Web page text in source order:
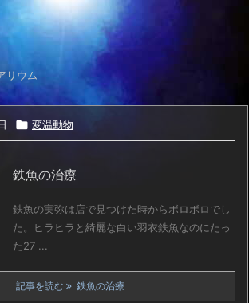

検索
リウム
 変温動物
鉄魚の治療
鉄魚の実弥は店で見つけた時からボロボロでし
た。ヒラヒラと綺麗な白い羽衣鉄魚なのにたっ
た27 ...
記事を読む 鉄魚の治療